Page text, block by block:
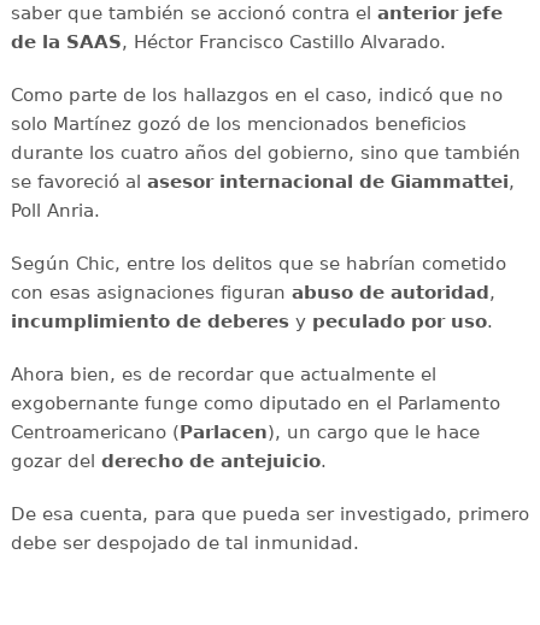
saber que también se accionó contra el anterior jefe
de la SAAS, Héctor Francisco Castillo Alvarado.
Como parte de los hallazgos en el caso, indicó que no
solo Martínez gozó de los mencionados beneficios
durante los cuatro años del gobierno, sino que también
se favoreció al asesor internacional de Giammattei,
Poll Anria.
Según Chic, entre los delitos que se habrían cometido
con esas asignaciones figuran abuso de autoridad,
incumplimiento de deberesy peculado por uso.
Ahora bien, es de recordar que actualmente el
exgobernante funge como diputado en el Parlamento
Centroamericano (Parlacen), un cargo que le hace
gozar del derecho de antejuicio.
De esa cuenta, para que pueda ser investigado, primero
debe ser despojado de tal inmunidad.